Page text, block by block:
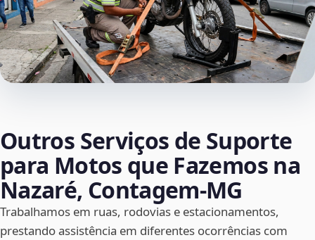
Outros Serviços de Suporte
para Motos que Fazemos na
Nazaré, Contagem‑MG
Trabalhamos em ruas, rodovias e estacionamentos,
prestando assistência em diferentes ocorrências com